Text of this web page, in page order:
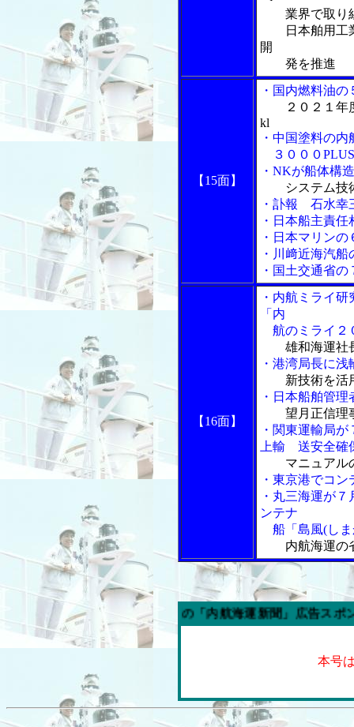
業界で取り
日本舶用工業
開
発を推進
【15面】
・国内燃料油
２０２１
kl
・中国塗料の
３０００
・NKが船体構
システム技
・訃報 石水幸
・日本船主責
・日本マリン
・川﨑近海汽
・国土交通省
【16面】
・内航ミライ
「内
航のミライ２
雄和海運社
・港湾局長に
新技術を活
・日本船舶管
望月正信理
・関東運輸局
上輸 送安全確
マニュアル
・東京港でコ
・丸三海運が
ンテナ
船「島風(しま
内航海運の
今週の「内航海運新聞」広告スポンサー企業
本号